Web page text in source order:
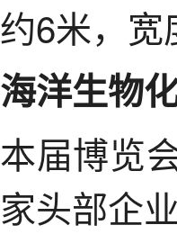
约6米，
海洋生物
本届博览
家头部企